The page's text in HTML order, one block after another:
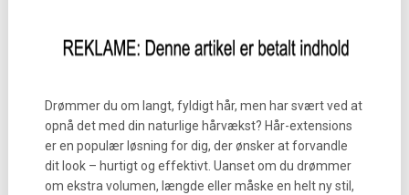
Drømmer du om langt, fyldigt hår, men har svært ved at
opnå det med din naturlige hårvækst? Hår-extensions
er en populær løsning for dig, der ønsker at forvandle
dit look – hurtigt og effektivt. Uanset om du drømmer
om ekstra volumen, længde eller måske en helt ny stil,